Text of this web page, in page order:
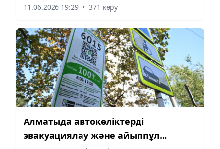
11.06.2026 19:29 • 371 көру
Алматыда автокөліктерді
эвакуациялау және айыппұл